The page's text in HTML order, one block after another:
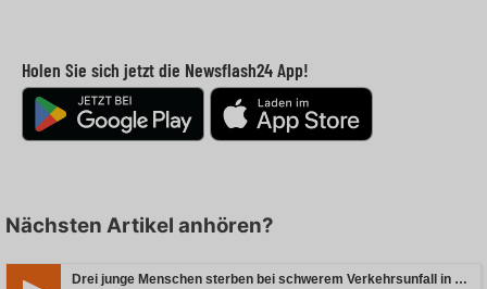
Holen Sie sich jetzt die Newsflash24 App!
Nächsten Artikel anhören?
Drei junge Menschen sterben bei schwerem Verkehrsunfall in Rheinland-Pfalz